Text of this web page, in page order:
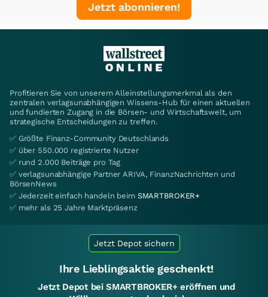
Jetzt abonnieren!
Profitieren Sie von unserem Alleinstellungsmerkmal als den
zentralen verlagsunabhängigen Wissens-Hub für einen aktuellen
und fundierten Zugang in die Börsen- und Wirtschaftswelt, um
strategische Entscheidungen zu treffen.
✅ Größte Finanz-Community Deutschlands
✅ über 550.000 registrierte Nutzer
✅ rund 2.000 Beiträge pro Tag
✅ verlagsunabhängige Partner ARIVA, FinanzNachrichten und
BörsenNews
✅ Jederzeit einfach handeln beim SMARTBROKER+
✅ mehr als 25 Jahre Marktpräsenz
Jetzt Depot sichern
Ihre Lieblingsaktie geschenkt!
Jetzt Depot bei SMARTBROKER+ eröffnen und